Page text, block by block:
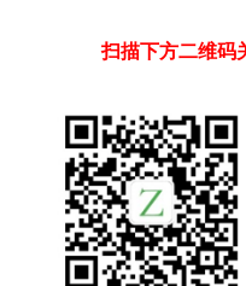
扫描下方二维码